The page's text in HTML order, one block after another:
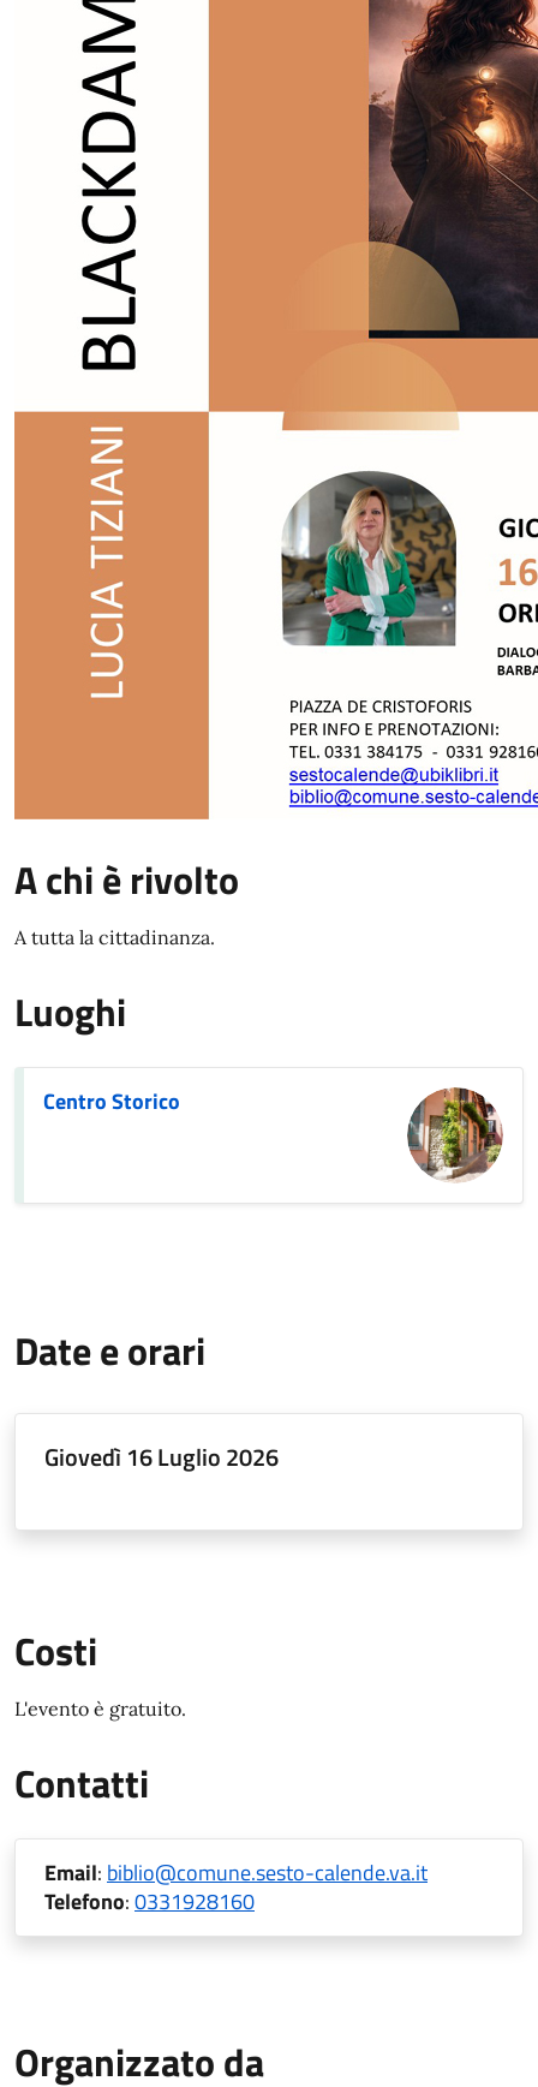
A chi è rivolto
A tutta la cittadinanza.
Luoghi
Centro Storico
Date e orari
Giovedì 16 Luglio 2026
Costi
L'evento è gratuito.
Contatti
Email: biblio@comune.sesto-calende.va.it
Telefono:0331928160
Organizzato da